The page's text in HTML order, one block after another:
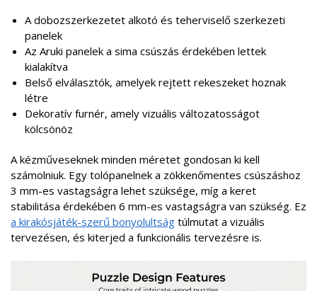
A dobozszerkezetet alkotó és teherviselő szerkezeti
panelek
Az Aruki panelek a sima csúszás érdekében lettek
kialakítva
Belső elválasztók, amelyek rejtett rekeszeket hoznak
létre
Dekoratív furnér, amely vizuális változatosságot
kölcsönöz
A kézműveseknek minden méretet gondosan ki kell
számolniuk. Egy tolópanelnek a zökkenőmentes csúszáshoz
3 mm-es vastagságra lehet szüksége, míg a keret
stabilitása érdekében 6 mm-es vastagságra van szükség. Ez
a kirakósjáték-szerű bonyolultság túlmutat a vizuális
tervezésen, és kiterjed a funkcionális tervezésre is.